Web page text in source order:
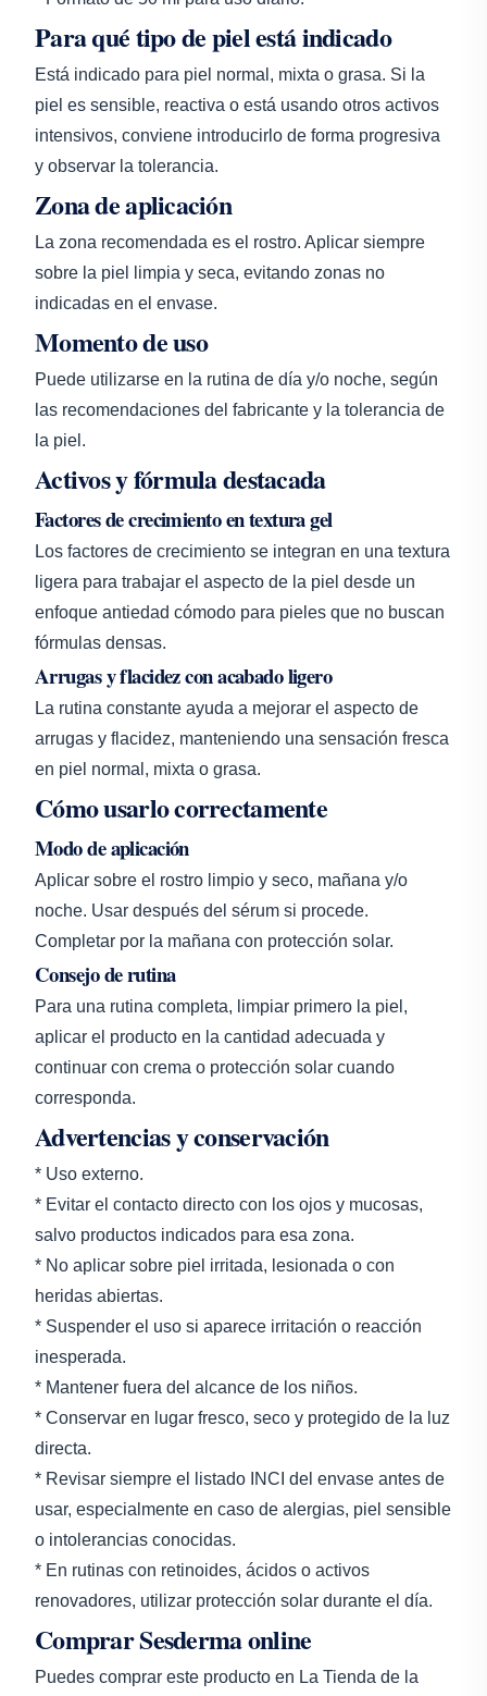
Para qué tipo de piel está indicado
Está indicado para piel normal, mixta o grasa. Si la
piel es sensible, reactiva o está usando otros activos
intensivos, conviene introducirlo de forma progresiva
y observar la tolerancia.
Zona de aplicación
La zona recomendada es el rostro. Aplicar siempre
sobre la piel limpia y seca, evitando zonas no
indicadas en el envase.
Momento de uso
Puede utilizarse en la rutina de día y/o noche, según
las recomendaciones del fabricante y la tolerancia de
la piel.
Activos y fórmula destacada
Factores de crecimiento en textura gel
Los factores de crecimiento se integran en una textura
ligera para trabajar el aspecto de la piel desde un
enfoque antiedad cómodo para pieles que no buscan
fórmulas densas.
Arrugas y flacidez con acabado ligero
La rutina constante ayuda a mejorar el aspecto de
arrugas y flacidez, manteniendo una sensación fresca
en piel normal, mixta o grasa.
Cómo usarlo correctamente
Modo de aplicación
Aplicar sobre el rostro limpio y seco, mañana y/o
noche. Usar después del sérum si procede.
Completar por la mañana con protección solar.
Consejo de rutina
Para una rutina completa, limpiar primero la piel,
aplicar el producto en la cantidad adecuada y
continuar con crema o protección solar cuando
corresponda.
Advertencias y conservación
* Uso externo.
* Evitar el contacto directo con los ojos y mucosas,
salvo productos indicados para esa zona.
* No aplicar sobre piel irritada, lesionada o con
heridas abiertas.
* Suspender el uso si aparece irritación o reacción
inesperada.
* Mantener fuera del alcance de los niños.
* Conservar en lugar fresco, seco y protegido de la luz
directa.
* Revisar siempre el listado INCI del envase antes de
usar, especialmente en caso de alergias, piel sensible
o intolerancias conocidas.
* En rutinas con retinoides, ácidos o activos
renovadores, utilizar protección solar durante el día.
Comprar Sesderma online
Puedes comprar este producto en La Tienda de la